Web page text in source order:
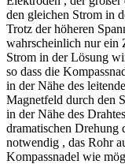
den gleichen Strom in
Trotz der höheren
wahrscheinlich nur ein
Strom in der Lösung
so dass die
in der Nähe des
Magnetfeld durch den
in der Nähe des
dramatischen
notwendig , das Rohr
Kompassnadel wie